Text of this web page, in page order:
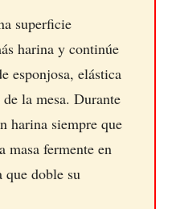
superficie
harina y continúe
esponjosa, elástica
la mesa. Durante
harina siempre que
masa fermente en
que doble su